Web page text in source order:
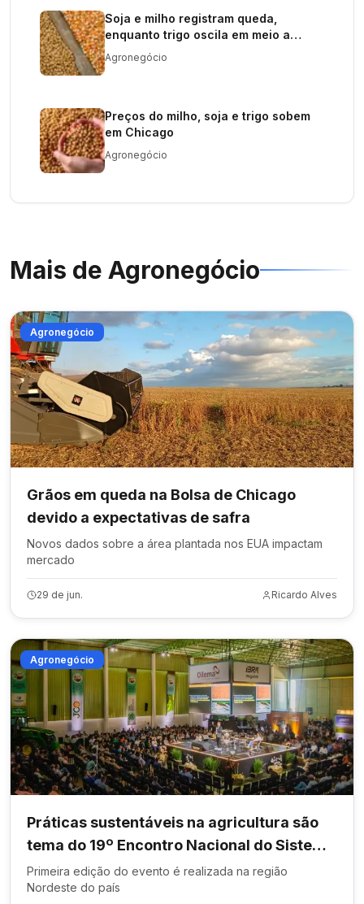
Soja e milho registram queda,
enquanto trigo oscila em meio a
oferta restrita
Agronegócio
Preços do milho, soja e trigo sobem
em Chicago
Agronegócio
Mais de Agronegócio
Agronegócio
Grãos em queda na Bolsa de Chicago
devido a expectativas de safra
Novos dados sobre a área plantada nos EUA impactam
mercado
29 de jun. Ricardo Alves
Agronegócio
Práticas sustentáveis na agricultura são
tema do 19º Encontro Nacional do Sistema
Plantio Direto
Primeira edição do evento é realizada na região
Nordeste do país